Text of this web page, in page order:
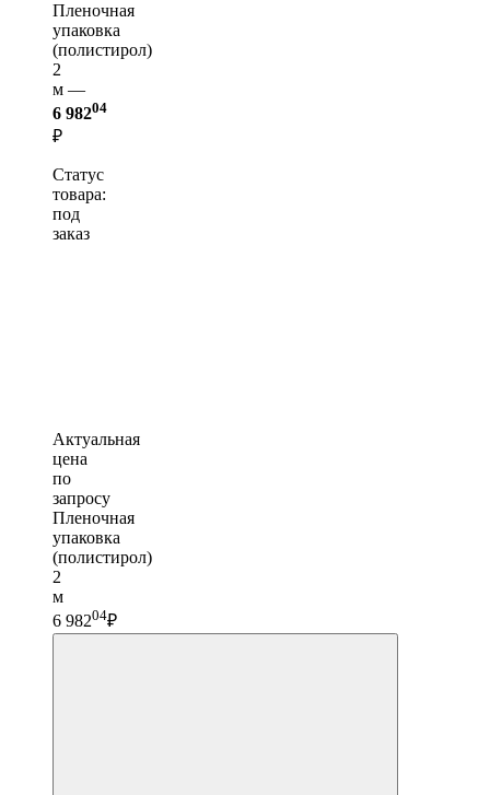
Пленочная
упаковка
(полистирол)
2
м —
6 98204
₽
Статус
товара:
под
заказ
Актуальная
цена
по
запросу
Пленочная
упаковка
(полистирол)
2
м
6 98204₽